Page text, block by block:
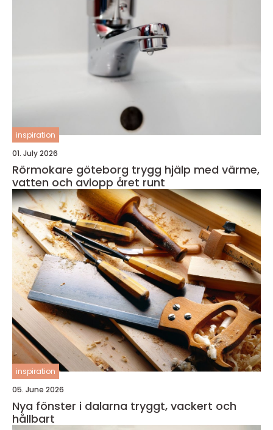
inspiration
01. July 2026
Rörmokare göteborg trygg hjälp med värme,
vatten och avlopp året runt
inspiration
05. June 2026
Nya fönster i dalarna tryggt, vackert och
hållbart